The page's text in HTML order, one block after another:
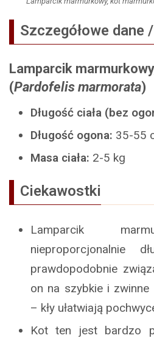
Szczegółowe dane
Lamparcik
(Pardofelis marmorata)
Długość ciała (bez
Długość ogona: 35-55
Masa ciała: 2-5 kg
Ciekawostki
Lamparcik
nieproporcjonalnie
prawdopodobnie
on na szybkie i
– kły ułatwiają
Kot ten jest bardzo